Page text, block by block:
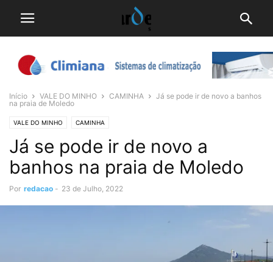
Início VALE DO MINHO CAMINHA
Já se pode ir de novo a banhos
na praia de Moledo
VALE DO MINHO CAMINHA
Já se pode ir de novo a
banhos na praia de Moledo
Por redacao - 23 de Julho, 2022